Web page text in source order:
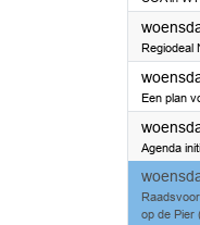
Regiodeal
Een plan
Agenda
op de Pier